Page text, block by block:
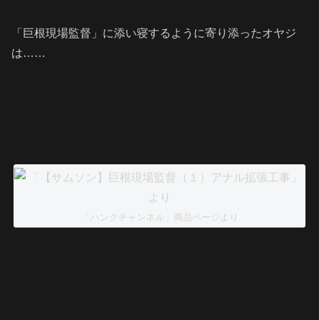
「巨根現場監督」に添い寝するように寄り添ったオヤジ
は……
「ハンクチャンネル」商品ページより